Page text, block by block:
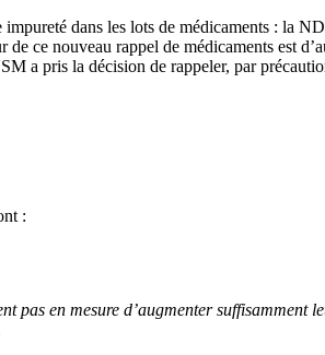
dans les lots de médicaments : la
ce nouveau rappel de médicaments est
a pris la décision de rappeler, par
:
pas en mesure d’augmenter suffisamment